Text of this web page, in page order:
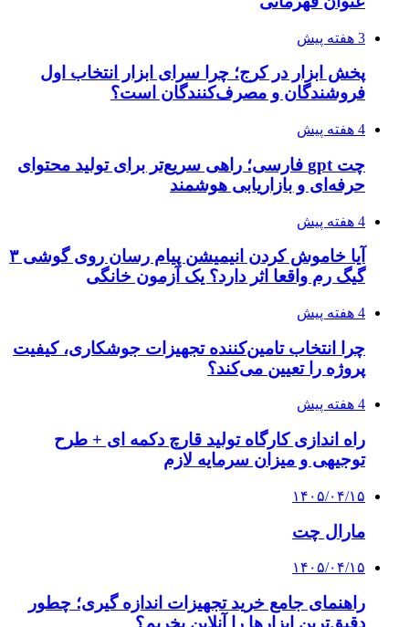
3 هفته پیش
پخش ابزار در کرج؛ چرا سرای ابزار انتخاب اول
فروشندگان و مصرف‌کنندگان است؟
4 هفته پیش
چت gpt فارسی؛ راهی سریع‌تر برای تولید محتوای
حرفه‌ای و بازاریابی هوشمند
4 هفته پیش
آیا خاموش کردن انیمیشن پیام رسان روی گوشی ۳
گیگ رم واقعا اثر دارد؟ یک آزمون خانگی
4 هفته پیش
چرا انتخاب تامین‌کننده تجهیزات جوشکاری، کیفیت
پروژه را تعیین می‌کند؟
4 هفته پیش
راه اندازی کارگاه تولید قارچ دکمه ای + طرح
توجیهی و میزان سرمایه لازم
۱۴۰۵/۰۴/۱۵
مارال چت
۱۴۰۵/۰۴/۱۵
راهنمای جامع خرید تجهیزات اندازه گیری؛ چطور
دقیق‌ترین ابزارها را آنلاین بخریم؟